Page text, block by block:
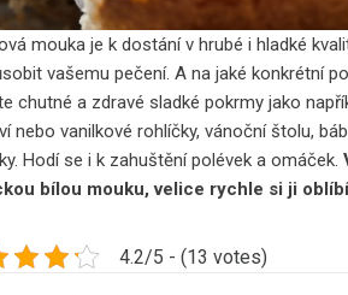
mouka je k dostání v hrubé i hladké
vašemu pečení. A na jaké konkrétní
chutné a zdravé sladké pokrmy jako
nebo vanilkové rohlíčky, vánoční štolu,
Hodí se i k zahuštění polévek a omáček.
bílou mouku, velice rychle si ji
4.2/5 - (13 votes)